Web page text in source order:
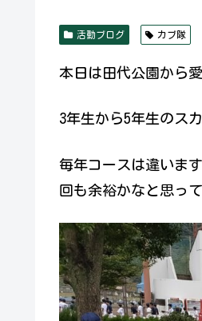
活動ブログ カブ隊
本日は田代公園から
3年生から5年生のス
毎年コースは違いま
回も余裕かなと思っ